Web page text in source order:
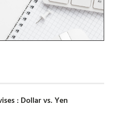
: Dollar vs. Yen